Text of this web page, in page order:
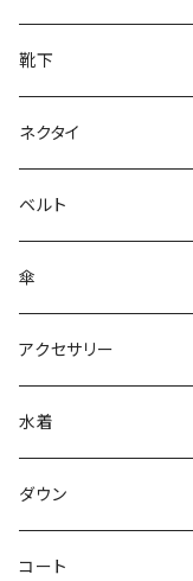
靴下
ネクタイ
ベルト
傘
アクセサリー
水着
～44/S
46/M
ダウン
～44/S
コート